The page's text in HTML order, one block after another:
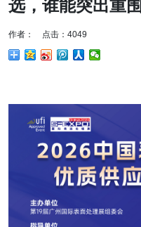
选，谁能突出重围
作者： 点击：4049